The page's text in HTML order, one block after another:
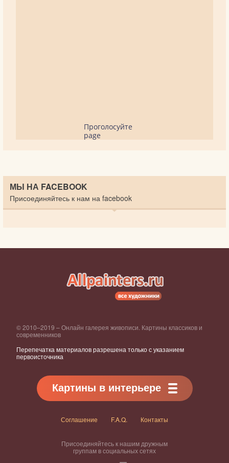
Проголосуйте
page
МЫ НА FACEBOOK
Присоединяйтесь к нам на facebook
© 2010–2019 – Онлайн галерея живописи. Картины классиков и
современников
Перепечатка материалов разрешена только с указанием
первоисточника
Картины в интерьере
Соглашение F.A.Q. Контакты
Присоединяйтесь к нашим дружным
группам в социальных сетях